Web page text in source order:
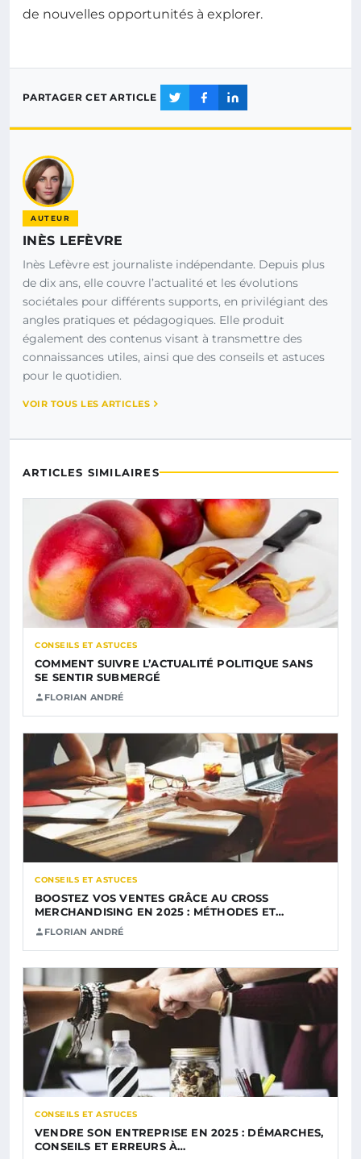
de nouvelles opportunités à explorer.
PARTAGER CET ARTICLE
AUTEUR
INÈS LEFÈVRE
Inès Lefèvre est journaliste indépendante. Depuis plus
de dix ans, elle couvre l’actualité et les évolutions
sociétales pour différents supports, en privilégiant des
angles pratiques et pédagogiques. Elle produit
également des contenus visant à transmettre des
connaissances utiles, ainsi que des conseils et astuces
pour le quotidien.
VOIR TOUS LES ARTICLES
ARTICLES SIMILAIRES
CONSEILS ET ASTUCES
COMMENT SUIVRE L’ACTUALITÉ POLITIQUE SANS
SE SENTIR SUBMERGÉ
FLORIAN ANDRÉ
CONSEILS ET ASTUCES
BOOSTEZ VOS VENTES GRÂCE AU CROSS
MERCHANDISING EN 2025 : MÉTHODES ET…
FLORIAN ANDRÉ
CONSEILS ET ASTUCES
VENDRE SON ENTREPRISE EN 2025 : DÉMARCHES,
CONSEILS ET ERREURS À…